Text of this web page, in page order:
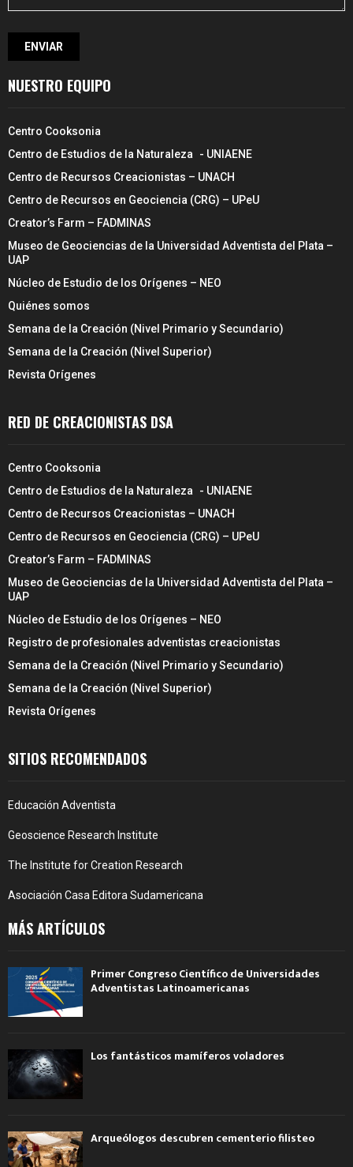
NUESTRO EQUIPO
Centro Cooksonia
Centro de Estudios de la Naturaleza - UNIAENE
Centro de Recursos Creacionistas – UNACH
Centro de Recursos en Geociencia (CRG) – UPeU
Creator’s Farm – FADMINAS
Museo de Geociencias de la Universidad Adventista del Plata –
UAP
Núcleo de Estudio de los Orígenes – NEO
Quiénes somos
Semana de la Creación (Nivel Primario y Secundario)
Semana de la Creación (Nivel Superior)
Revista Orígenes
RED DE CREACIONISTAS DSA
Centro Cooksonia
Centro de Estudios de la Naturaleza - UNIAENE
Centro de Recursos Creacionistas – UNACH
Centro de Recursos en Geociencia (CRG) – UPeU
Creator’s Farm – FADMINAS
Museo de Geociencias de la Universidad Adventista del Plata –
UAP
Núcleo de Estudio de los Orígenes – NEO
Registro de profesionales adventistas creacionistas
Semana de la Creación (Nivel Primario y Secundario)
Semana de la Creación (Nivel Superior)
Revista Orígenes
SITIOS RECOMENDADOS
Educación Adventista
Geoscience Research Institute
The Institute for Creation Research
Asociación Casa Editora Sudamericana
MÁS ARTÍCULOS
Primer Congreso Científico de Universidades
Adventistas Latinoamericanas
Los fantásticos mamíferos voladores
Arqueólogos descubren cementerio filisteo